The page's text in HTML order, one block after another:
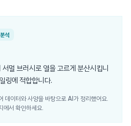
석
멀 브러시로 열을 고르게 분산시킵니
링에 적합합니다.
데이터와 사양을 바탕으로 AI가 정리했어요.
에서 확인하세요.